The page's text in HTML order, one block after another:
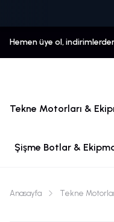
Hemen üye ol,
Tekne Motorları &
Şişme Botlar &
Anasayfa Tekne